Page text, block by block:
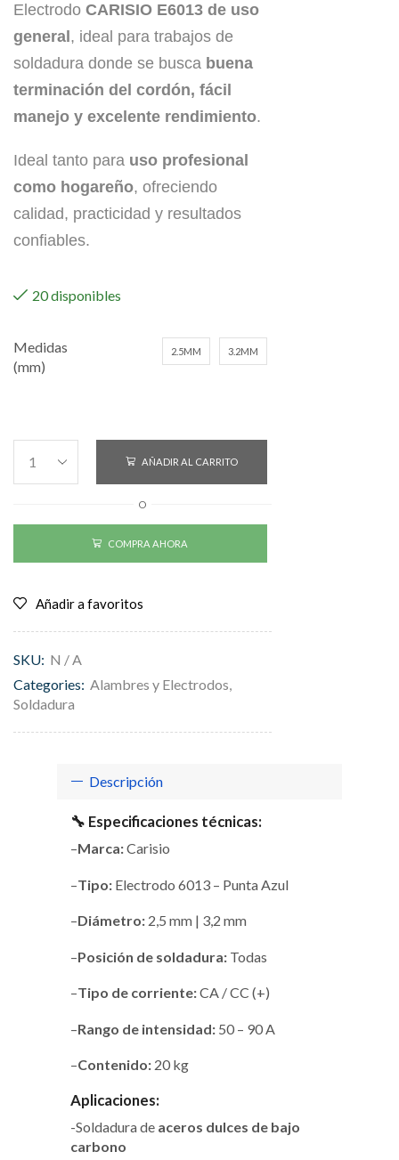
Electrodo CARISIO E6013 de uso
general , ideal para trabajos de
soldadura donde se busca buena
terminación del cordón, fácil
manejo y excelente rendimiento.
Ideal tanto para uso profesional
como hogareño, ofreciendo
calidad, practicidad y resultados
confiables.
20 disponibles
Medidas
(mm)
2.5MM 3.2MM
AÑADIR AL CARRITO
O
COMPRA AHORA
Añadir a favoritos
SKU: N / A
Categories: Alambres y Electrodos,
Soldadura
Descripción
🔧 Especificaciones técnicas:
–Marca:Carisio
–Tipo: Electrodo 6013 – Punta Azul
–Diámetro: 2,5 mm | 3,2 mm
–Posición de soldadura: Todas
–Tipo de corriente:CA / CC (+)
–Rango de intensidad: 50 – 90 A
–Contenido: 20 kg
Aplicaciones:
-Soldadura de aceros dulces de bajo
carbono